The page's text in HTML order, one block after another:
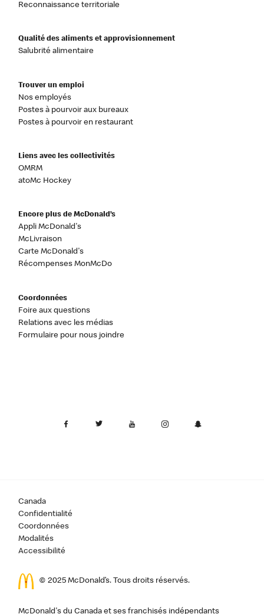
Reconnaissance territoriale
Qualité des aliments et approvisionnement
Salubrité alimentaire
Trouver un emploi
Nos employés
Postes à pourvoir aux bureaux
Postes à pourvoir en restaurant
Liens avec les collectivités
OMRM
atoMc Hockey
Encore plus de McDonald’s
Appli McDonald's
McLivraison
Carte McDonald's
Récompenses MonMcDo
Coordonnées
Foire aux questions
Relations avec les médias
Formulaire pour nous joindre
Canada
Confidentialité
Coordonnées
Modalités
Accessibilité
© 2025 McDonald’s. Tous droits réservés.
McDonald's du Canada et ses franchisés indépendants